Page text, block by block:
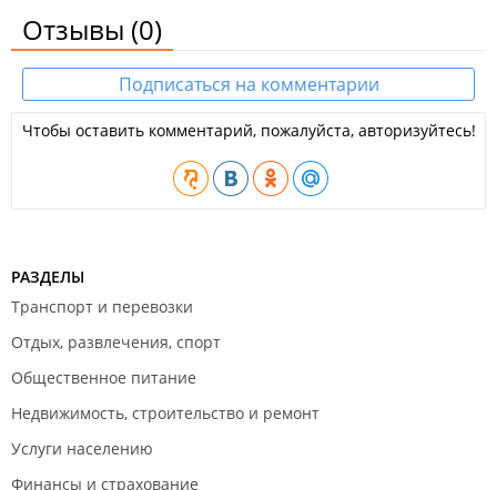
Отзывы (0)
Подписаться на комментарии
Чтобы оставить комментарий, пожалуйста, авторизуйтесь!
РАЗДЕЛЫ
Транспорт и перевозки
Отдых, развлечения, спорт
Общественное питание
Недвижимость, строительство и ремонт
Услуги населению
Финансы и страхование